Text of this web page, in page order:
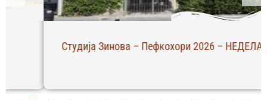
Студија Зинова – Пефкохори 2026 – НЕДЕЛА